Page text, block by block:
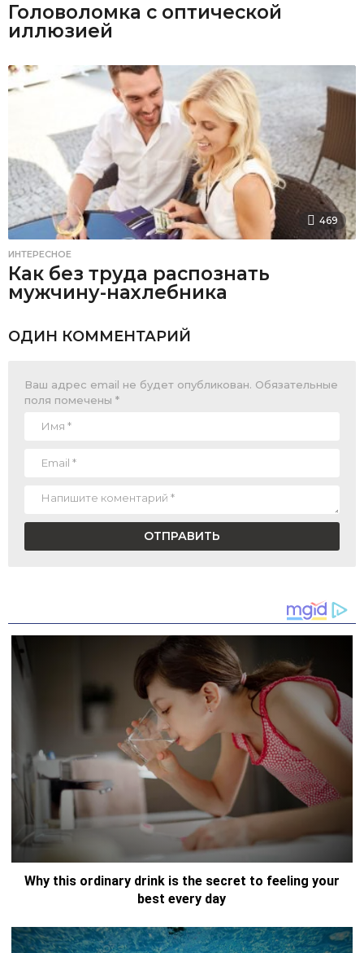
Головоломка с оптической
иллюзией
469
ИНТЕРЕСНОЕ
Как без труда распознать
мужчину-нахлебника
ОДИН КОММЕНТАРИЙ
Ваш адрес email не будет опубликован. Обязательные
поля помечены *